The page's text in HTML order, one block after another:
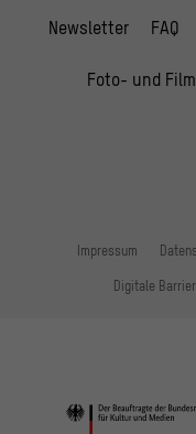
Newsletter FAQ
Foto- und
Impressum
Digitale